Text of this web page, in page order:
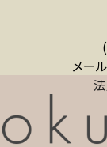
メー